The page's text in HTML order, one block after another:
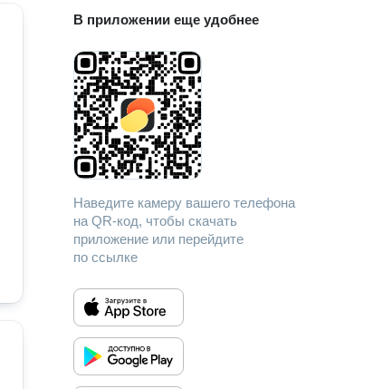
В приложении еще удобнее
Наведите камеру вашего телефона
на QR-код, чтобы скачать
приложение или перейдите
по ссылке